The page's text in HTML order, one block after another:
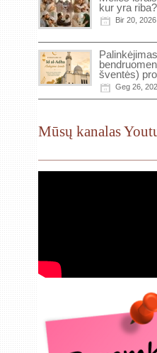
kur yra riba?
Bir 20, 2026
šventės)
Geg 26,
Mūsų kanalas